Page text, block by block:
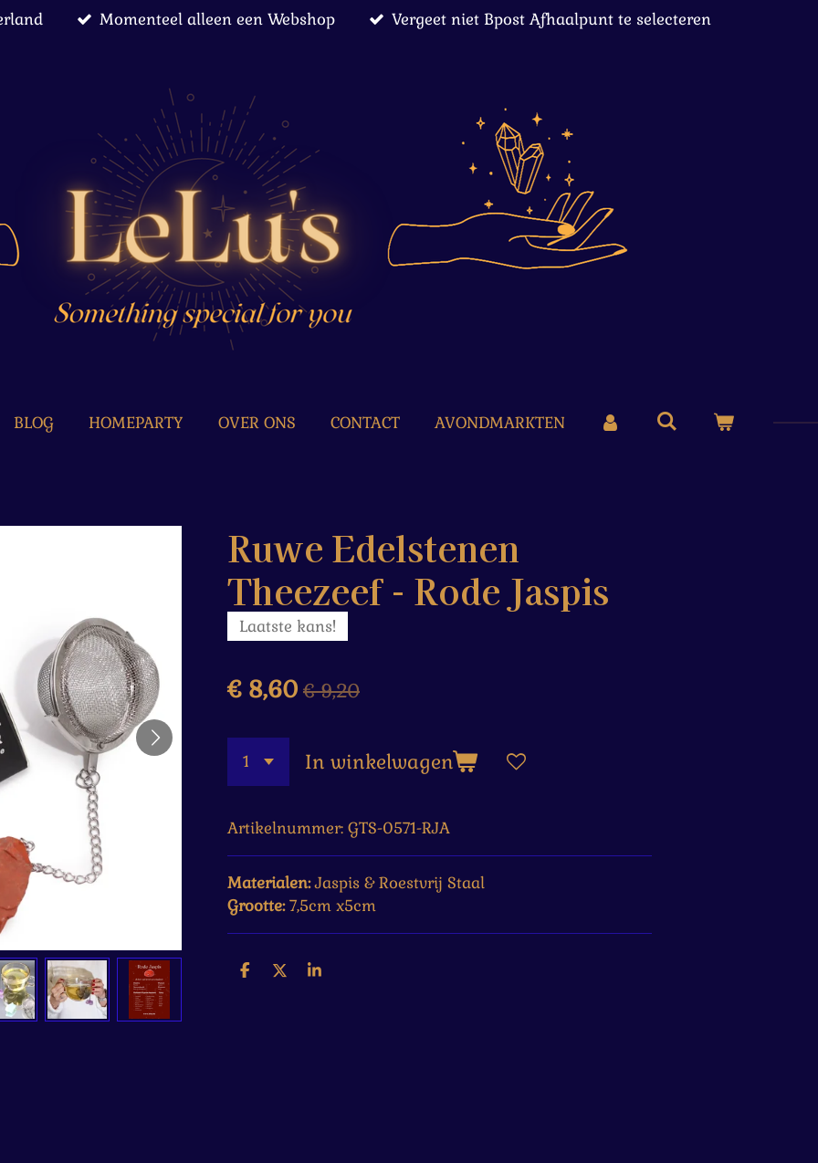
Momenteel alleen een Webshop Vergeet niet Bpost Afhaalpunt te selecteren
BLOG HOMEPARTY OVER ONS CONTACT AVONDMARKTEN
Ruwe Edelstenen
Theezeef - Rode Jaspis
Laatste kans!
€ 8,60 € 9,20
In winkelwagen
Artikelnummer: GTS-0571-RJA
Materialen:Jaspis &Roestvrij Staal
Grootte:7,5cm x5cm
D
D
S